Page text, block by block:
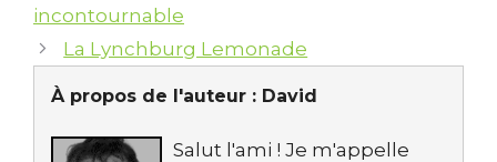
incontournable
La Lynchburg Lemonade
À propos de l'auteur : David
Salut l'ami ! Je m'appelle